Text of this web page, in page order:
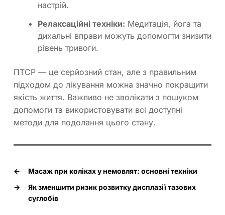
настрій.
Релаксаційні техніки: Медитація, йога та
дихальні вправи можуть допомогти знизити
рівень тривоги.
ПТСР — це серйозний стан, але з правильним
підходом до лікування можна значно покращити
якість життя. Важливо не зволікати з пошуком
допомоги та використовувати всі доступні
методи для подолання цього стану.
←
Масаж при коліках у немовлят: основні техніки
→
Як зменшити ризик розвитку дисплазії тазових
суглобів